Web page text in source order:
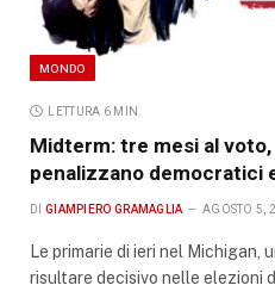
MONDO
LETTURA 6 MIN.
Midterm: tre mesi al
penalizzano democratici
DI GIAMPIERO GRAMAGLIA AGOSTO 5,
Le primarie di ieri nel Michigan,
risultare decisivo nelle elezioni